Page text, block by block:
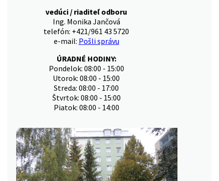
vedúci / riaditeľ odboru
Ing. Monika Jančová
telefón: +421/961 43 5720
e-mail: Pošli správu
ÚRADNÉ HODINY:
Pondelok: 08:00 - 15:00
Utorok: 08:00 - 15:00
Streda: 08:00 - 17:00
Štvrtok: 08:00 - 15:00
Piatok: 08:00 - 14:00